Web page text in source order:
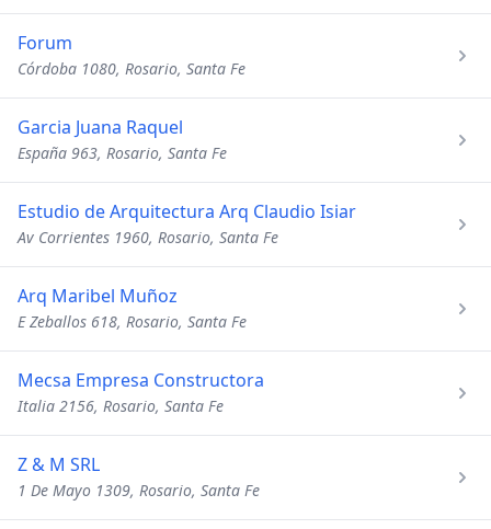
Forum
Córdoba 1080, Rosario, Santa Fe
Garcia Juana Raquel
España 963, Rosario, Santa Fe
Estudio de Arquitectura Arq Claudio Isiar
Av Corrientes 1960, Rosario, Santa Fe
Arq Maribel Muñoz
E Zeballos 618, Rosario, Santa Fe
Mecsa Empresa Constructora
Italia 2156, Rosario, Santa Fe
Z & M SRL
1 De Mayo 1309, Rosario, Santa Fe